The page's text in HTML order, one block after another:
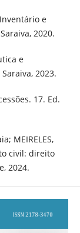
e
2020.
e
2023.
17. Ed.
MEIRELES,
civil: direito
2024.